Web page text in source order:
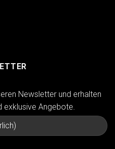
Newsletter und erhalten
exklusive Angebote.